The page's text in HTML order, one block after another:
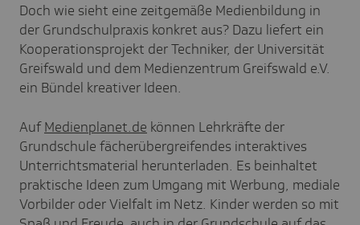
Doch wie sieht eine zeitgemäße Medienbildung in
der Grundschulpraxis konkret aus? Dazu liefert ein
Kooperationsprojekt der Techniker, der Universität
Greifswald und dem Medienzentrum Greifswald e.V.
ein Bündel kreativer Ideen.
AufMedienplanet.de können Lehrkräfte der
Grundschule fächerübergreifendes interaktives
Unterrichtsmaterial herunterladen. Es beinhaltet
praktische Ideen zum Umgang mit Werbung, mediale
Vorbilder oder Vielfalt im Netz. Kinder werden so mit